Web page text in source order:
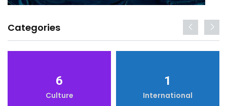
Categories
6
Culture
1
International